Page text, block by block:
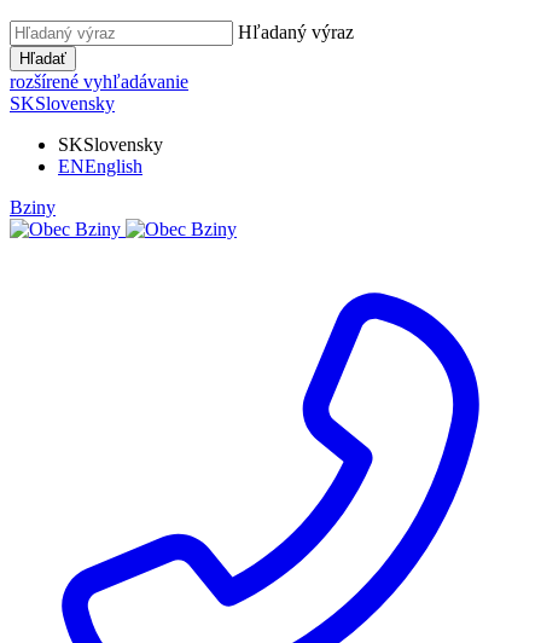
Hľadaný výraz
Hľadať
rozšírené vyhľadávanie
SKSlovensky
SKSlovensky
ENEnglish
Bziny